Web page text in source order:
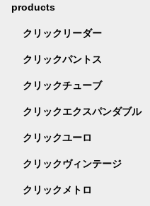
products
クリックリーダー
クリックパントス
クリックチューブ
クリックエクスパンダブル
クリックユーロ
クリックヴィンテージ
クリックメトロ